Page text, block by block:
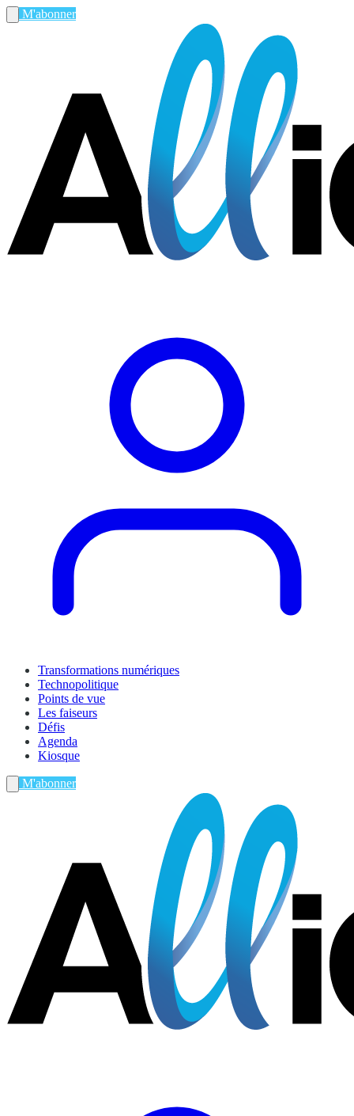
M'abonner
Transformations numériques
Technopolitique
Points de vue
Les faiseurs
Défis
Agenda
Kiosque
M'abonner